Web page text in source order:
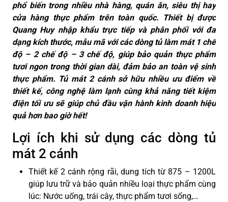
phổ biến trong nhiều nhà hàng, quán ăn, siêu thị hay
cửa hàng thực phẩm trên toàn quốc. Thiết bị được
Quang Huy nhập khẩu trực tiếp và phân phối với đa
dạng kích thước, mẫu mã với các dòng tủ làm mát 1 chế
độ – 2 chế độ – 3 chế độ, giúp bảo quản thực phẩm
tươi ngon trong thời gian dài, đảm bảo an toàn vệ sinh
thực phẩm. Tủ mát 2 cánh sở hữu nhiều ưu điểm về
thiết kế, công nghệ làm lạnh cùng khả năng tiết kiệm
điện tối ưu sẽ giúp chủ đầu vận hành kinh doanh hiệu
quả hơn bao giờ hết!
Lợi ích khi sử dụng các dòng tủ
mát 2 cánh
Thiết kế 2 cánh rộng rãi, dung tích từ 875 – 1200L
giúp lưu trữ và bảo quản nhiều loại thực phẩm cùng
lúc: Nước uống, trái cây, thực phẩm tươi sống,…